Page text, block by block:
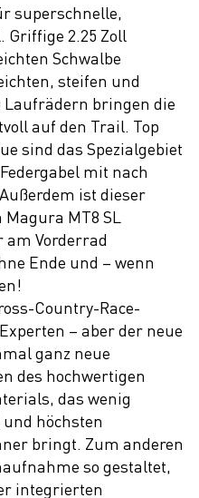
superschnelle,
Griffige 2.25 Zoll
Schwalbe
steifen und
Laufrädern bringen die
auf den Trail. Top
sind das Spezialgebiet
mit nach
ist dieser
MT8 SL
am Vorderrad
Ende und – wenn
Country-Race-
– aber der neue
ganz neue
des hochwertigen
das wenig
höchsten
bringt. Zum anderen
so gestaltet,
integrierten